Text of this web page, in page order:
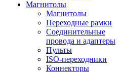
Магнитолы
Магнитолы
Переходные рамки
Соединительные
провода и адаптеры
Пульты
ISO-переходники
Коннекторы